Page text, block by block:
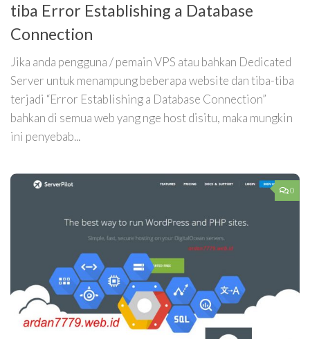
tiba Error Establishing a Database
Connection
Jika anda pengguna / pemain VPS atau bahkan Dedicated
Server untuk menampung beberapa website dan tiba-tiba
terjadi “Error Establishing a Database Connection”
bahkan di semua web yang nge host disitu, maka mungkin
ini penyebab...
0